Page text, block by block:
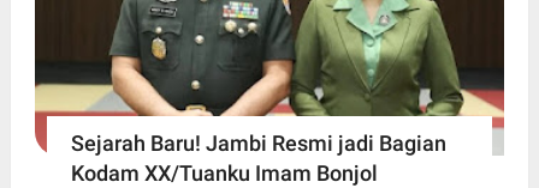
Sejarah Baru! Jambi Resmi jadi Bagian
Kodam XX/Tuanku Imam Bonjol